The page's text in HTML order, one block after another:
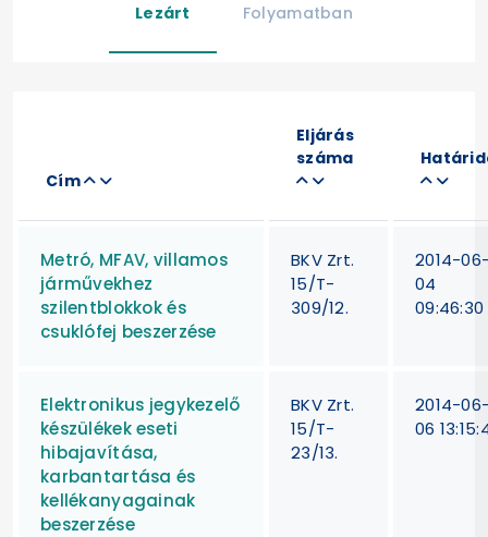
Lezárt Folyamatban
Cím
Eljárás
száma
Metró, MFAV, villamos
járművekhez
szilentblokkok és
csuklófej beszerzése
BKV Zrt.
15/T-
309/12.
2014-
04
09:46:30
Elektronikus jegykezelő
készülékek eseti
hibajavítása,
karbantartása és
kellékanyagainak
beszerzése
BKV Zrt.
15/T-
23/13.
2014-
06